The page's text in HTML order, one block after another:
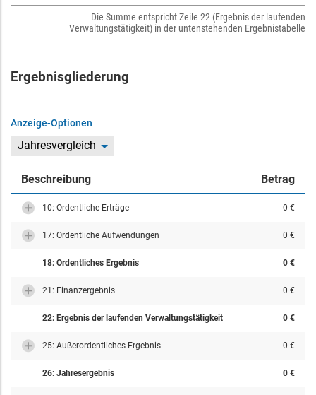
Die Summe entspricht Zeile 22 (Ergebnis der laufenden
Verwaltungstätigkeit) in der untenstehenden Ergebnistabelle
Ergebnisgliederung
Anzeige-Optionen
Jahresvergleich
Beschreibung Betrag
10: Ordentliche Erträge 0 €
17: Ordentliche Aufwendungen 0 €
18: Ordentliches Ergebnis 0 €
21: Finanzergebnis 0 €
22: Ergebnis der laufenden Verwaltungstätigkeit 0 €
25: Außerordentliches Ergebnis 0 €
26: Jahresergebnis 0 €